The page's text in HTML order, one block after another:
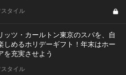
タイル
ッツ・カールトン東京のスパを、自
しめるホリデーギフト！年末はホー
を充実させよう
タイル